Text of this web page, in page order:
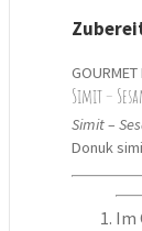
GOURMET
Simit –
Simit –
Donuk
Im